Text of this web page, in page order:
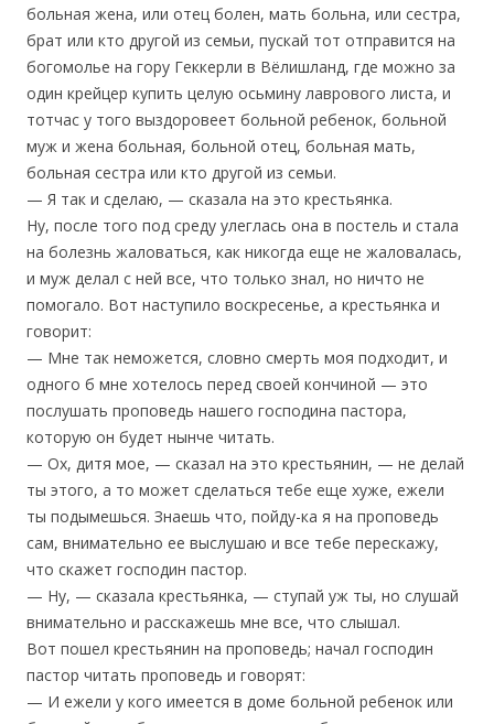
больная жена, или отец болен, мать больна, или сестра,
брат или кто другой из семьи, пускай тот отправится на
богомолье на гору Геккерли в Вёлишланд, где можно за
один крейцер купить целую осьмину лаврового листа, и
тотчас у того выздоровеет больной ребенок, больной
муж и жена больная, больной отец, больная мать,
больная сестра или кто другой из семьи.
— Я так и сделаю, — сказала на это крестьянка.
Ну, после того под среду улеглась она в постель и стала
на болезнь жаловаться, как никогда еще не жаловалась,
и муж делал с ней все, что только знал, но ничто не
помогало. Вот наступило воскресенье, а крестьянка и
говорит:
— Мне так неможется, словно смерть моя подходит, и
одного б мне хотелось перед своей кончиной — это
послушать проповедь нашего господина пастора,
которую он будет нынче читать.
— Ох, дитя мое, — сказал на это крестьянин, — не делай
ты этого, а то может сделаться тебе еще хуже, ежели
ты подымешься. Знаешь что, пойду-ка я на проповедь
сам, внимательно ее выслушаю и все тебе перескажу,
что скажет господин пастор.
— Ну, — сказала крестьянка, — ступай уж ты, но слушай
внимательно и расскажешь мне все, что слышал.
Вот пошел крестьянин на проповедь; начал господин
пастор читать проповедь и говорят:
— И ежели у кого имеется в доме больной ребенок или